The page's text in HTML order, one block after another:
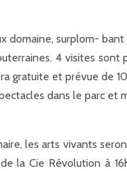
surplom-
4 visites
gratuite et prévue de
dans le parc et
les arts vivants
la Cie Rêvolution à